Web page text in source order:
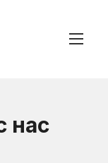
нас